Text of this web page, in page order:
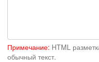
Примечание: HTML
обычный текст.